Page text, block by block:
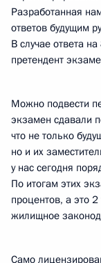
Разработанная
ответов будущим
В случае ответа
претендент
Можно подвести
экзамен сдавали
что не только
но и их
у нас сегодня
По итогам этих
процентов, а это
жилищное
Само